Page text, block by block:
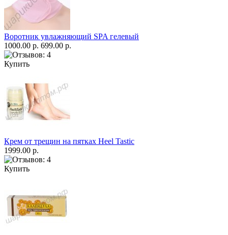
Воротник увлажняющий SPA гелевый
1000.00 р. 699.00 р.
Купить
Крем от трещин на пятках Heel Tastic
1999.00 р.
Купить